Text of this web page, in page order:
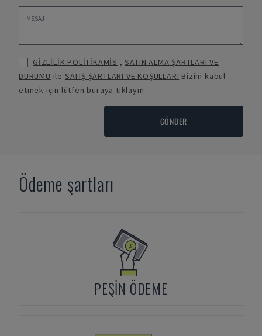
GİZLİLİK POLİTİKAMİS ,SATIN ALMA ŞARTLARI VE
DURUMU ile SATIŞ ŞARTLARI VE KOŞULLARI Bizim kabul
etmek için lütfen buraya tıklayın
GÖNDER
Ödeme şartları
PEŞIN ÖDEME